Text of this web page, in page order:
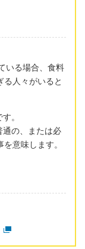
いる場合、食料
人々がいると
。
の、または必
意味します。